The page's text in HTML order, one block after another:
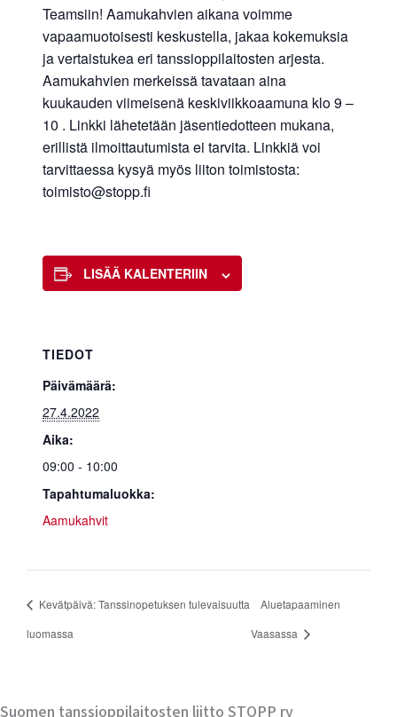
Teamsiin! Aamukahvien aikana voimme
vapaamuotoisesti keskustella, jakaa kokemuksia
ja vertaistukea eri tanssioppilaitosten arjesta.
Aamukahvien merkeissä tavataan aina
kuukauden viimeisenä keskiviikkoaamuna klo 9 –
10 . Linkki lähetetään jäsentiedotteen mukana,
erillistä ilmoittautumista ei tarvita. Linkkiä voi
tarvittaessa kysyä myös liiton toimistosta:
toimisto@stopp.fi
LISÄÄ KALENTERIIN
TIEDOT
Päivämäärä:
27.4.2022
Aika:
09:00 - 10:00
Tapahtumaluokka:
Aamukahvit
Kevätpäivä: Tanssinopetuksen tulevaisuutta
luomassa
Aluetapaaminen
Vaasassa
Suomen tanssioppilaitosten liitto STOPP ry